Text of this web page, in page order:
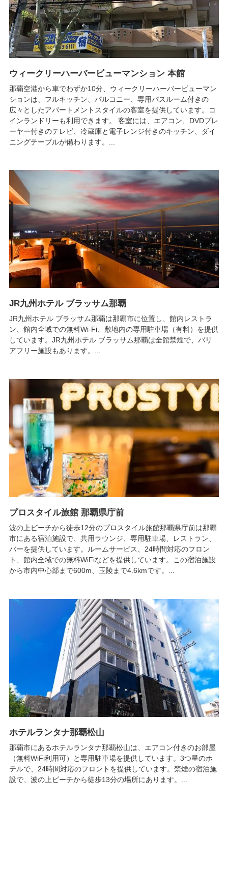
ウィークリーハーバービューマンション 本館
那覇空港から車でわずか10分、ウィークリーハーバービューマン
ションは、フルキッチン、バルコニー、専用バスルーム付きの
広々としたアパートメントスタイルの客室を提供しています。コ
インランドリーも利用できます。 客室には、エアコン、DVDプレ
ーヤー付きのテレビ、冷蔵庫と電子レンジ付きのキッチン、ダイ
ニングテーブルが備わります。...
JR九州ホテル ブラッサム那覇
JR九州ホテル ブラッサム那覇は那覇市に位置し、館内レストラ
ン、館内全域での無料Wi-Fi、敷地内の専用駐車場（有料）を提供
しています。JR九州ホテル ブラッサム那覇は全館禁煙で、バリ
アフリー施設もあります。...
プロスタイル旅館 那覇県庁前
波の上ビーチから徒歩12分のプロスタイル旅館那覇県庁前は那覇
市にある宿泊施設で、共用ラウンジ、専用駐車場、レストラン、
バーを提供しています。ルームサービス、24時間対応のフロン
ト、館内全域での無料WiFiなどを提供しています。この宿泊施設
から市内中心部まで600m、玉陵まで4.6kmです。...
ホテルランタナ那覇松山
那覇市にあるホテルランタナ那覇松山は、エアコン付きのお部屋
（無料WiFi利用可）と専用駐車場を提供しています。3つ星のホ
テルで、24時間対応のフロントを提供しています。禁煙の宿泊施
設で、波の上ビーチから徒歩13分の場所にあります。...